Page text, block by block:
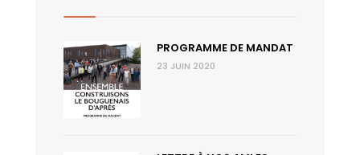
PROGRAMME DE MANDAT
23 JUIN 2020